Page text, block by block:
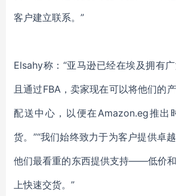
客户建立联系。”
Elsahy称：“亚马逊已经在埃及拥有
且通过FBA，卖家现在可以将他们的
配送中心，以便在Amazon.eg推出
货。”“我们始终致力于为客户提供卓
他们最看重的东西提供支持——低价
上快速交货。”